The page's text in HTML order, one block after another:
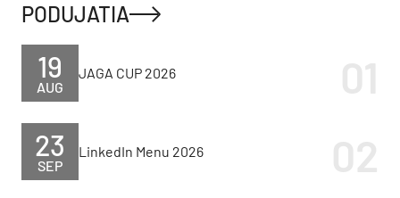
PODUJATIA
AUG
19 JAGA CUP 2026
SEP
23 LinkedIn Menu 2026